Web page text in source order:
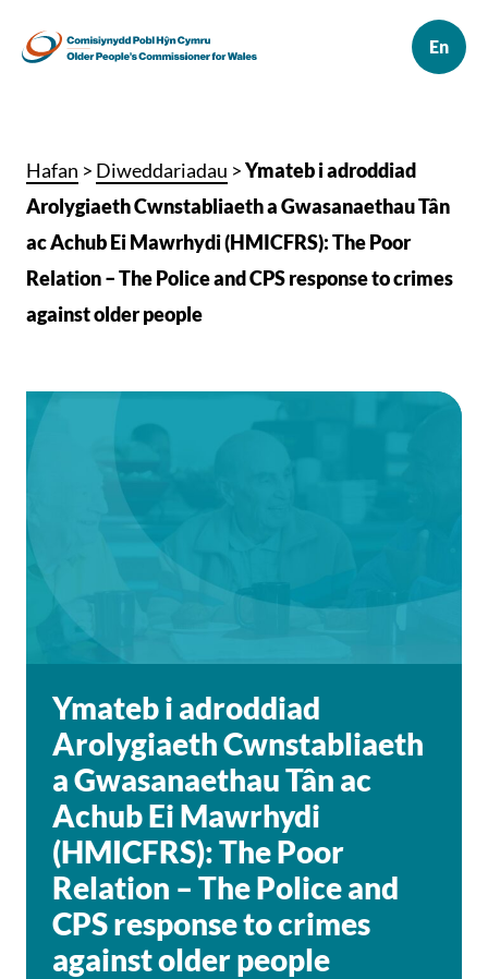
Hafan > Diweddariadau >Ymateb i adroddiad
Arolygiaeth Cwnstabliaeth a Gwasanaethau Tân
ac Achub Ei Mawrhydi (HMICFRS): The Poor
Relation – The Police and CPS response to crimes
against older people
Ymateb i adroddiad
Arolygiaeth Cwnstabliaeth
a Gwasanaethau Tân ac
Achub Ei Mawrhydi
(HMICFRS): The Poor
Relation – The Police and
CPS response to crimes
against older people